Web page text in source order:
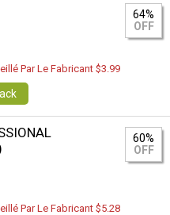
64%
OFF
Par Le Fabricant $3.99
60%
OFF
Par Le Fabricant $5.28